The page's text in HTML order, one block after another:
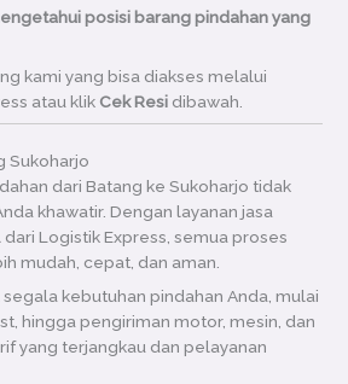
posisi barang pindahan yang
kami yang bisa diakses melalui
atau klik Cek Resi dibawah.
Sukoharjo
dari Batang ke Sukoharjo tidak
khawatir. Dengan layanan jasa
Logistik Express, semua proses
mudah, cepat, dan aman.
kebutuhan pindahan Anda, mulai
hingga pengiriman motor, mesin, dan
yang terjangkau dan pelayanan